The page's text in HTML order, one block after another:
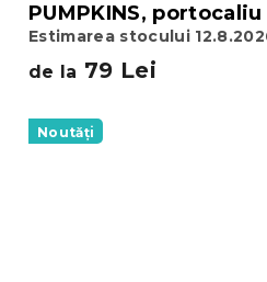
PUMPKINS, portocaliu
Estimarea stocului
de la 79 Lei
Noutăți